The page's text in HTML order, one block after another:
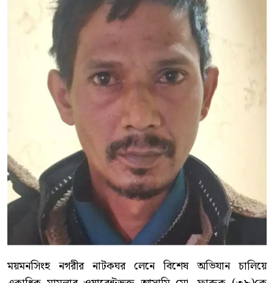
ময়মনসিংহ নগরীর নাটকঘর লেনে বিশেষ অভিযান চালিয়ে